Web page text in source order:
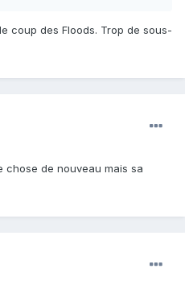
coup des Floods. Trop de sous-
chose de nouveau mais sa